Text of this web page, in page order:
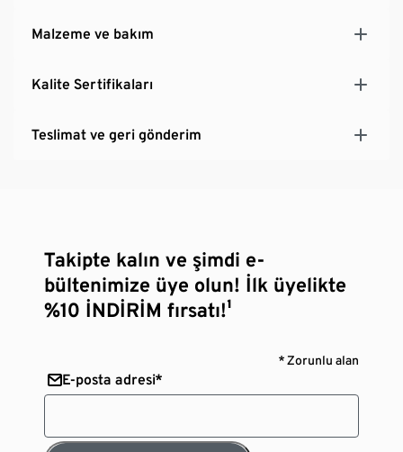
Malzeme ve bakım
Kalite Sertifikaları
Teslimat ve geri gönderim
Takipte kalın ve şimdi e-
bültenimize üye olun! İlk üyelikte
%10 İNDİRİM fırsatı!¹
* Zorunlu alan
E-posta adresi*